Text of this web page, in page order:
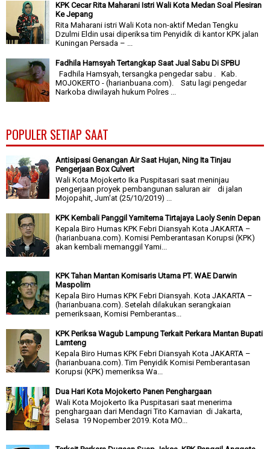
KPK Cecar Rita Maharani Istri Wali Kota Medan Soal Plesiran
Ke Jepang
Rita Maharani istri Wali Kota non-aktif Medan Tengku
Dzulmi Eldin usai diperiksa tim Penyidik di kantor KPK jalan
Kuningan Persada – ...
Fadhila Hamsyah Tertangkap Saat Jual Sabu Di SPBU
Fadhila Hamsyah, tersangka pengedar sabu . Kab.
MOJOKERTO - (harianbuana.com). Satu lagi pengedar
Narkoba diwilayah hukum Polres ...
POPULER SETIAP SAAT
Antisipasi Genangan Air Saat Hujan, Ning Ita Tinjau
Pengerjaan Box Culvert
Wali Kota Mojokerto Ika Puspitasari saat meninjau
pengerjaan proyek pembangunan saluran air di jalan
Mojopahit, Jum'at (25/10/2019) ...
KPK Kembali Panggil Yamitema Tirtajaya Laoly Senin Depan
Kepala Biro Humas KPK Febri Diansyah Kota JAKARTA –
(harianbuana.com). Komisi Pemberantasan Korupsi (KPK)
akan kembali memanggil Yami...
KPK Tahan Mantan Komisaris Utama PT. WAE Darwin
Maspolim
Kepala Biro Humas KPK Febri Diansyah. Kota JAKARTA –
(harianbuana.com). Setelah dilakukan serangkaian
pemeriksaan, Komisi Pemberantas...
KPK Periksa Wagub Lampung Terkait Perkara Mantan Bupati
Lamteng
Kepala Biro Humas KPK Febri Diansyah Kota JAKARTA –
(harianbuana.com). Tim Penyidik Komisi Pemberantasan
Korupsi (KPK) memeriksa Wa...
Dua Hari Kota Mojokerto Panen Penghargaan
Wali Kota Mojokerto Ika Puspitasari saat menerima
penghargaan dari Mendagri Tito Karnavian di Jakarta,
Selasa 19 Nopember 2019. Kota MO...